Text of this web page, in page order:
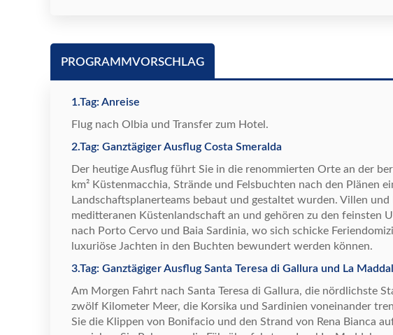
PROGRAMMVORSCHLAG
1.Tag: Anreise
Flug nach Olbia und Transfer zum Hotel.
2.Tag: Ganztägiger Ausflug Costa Smeralda
Der heutige Ausflug führt Sie in die renommierten Orte an der ber
km² Küstenmacchia, Strände und Felsbuchten nach den Pl änen
Landschaftsplanerteams bebaut und gestaltet wurden. Villen
meditteranen Küstenlandschaft an und gehören zu den feinsten
nach Porto Cervo und Baia Sardinia, wo sich schicke
luxuriöse Jachten in den Buchten bewundert werden können.
3.Tag: Ganztägiger Ausflug Santa Teresa di Gallura und La
Am Morgen Fahrt nach Santa Teresa di Gallura, die nördlichste
zwö lf Kilometer Meer, die Korsika und Sardinien voneinander
Sie die Klippen von Bonifacio und den Strand von Rena Bianca